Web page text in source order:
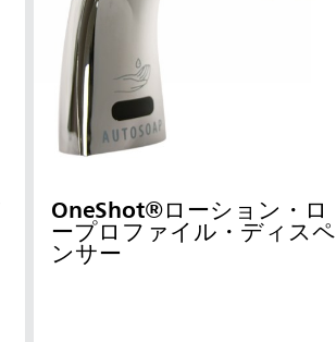
OneShot®ローション・ロ
ープロファイル・ディスペ
ンサー